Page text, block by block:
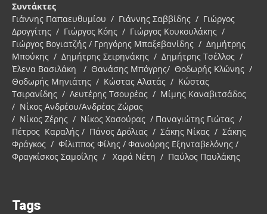
Συντάκτες
Γιάννης Παπαευθυμίου / Γιάννης Σαββίδης / Γιώργος
Δρογγίτης / Γιώργος Κόης / Γιώργος Κουκουλάκης /
Γιώργος Βογιατζής / Γρηγόρης Μπαξεβανίδης / Δημήτρης
Μπούκης / Δημήτρης Σειρηνάκης / Δημήτρης Τσέλλος /
Έλενα Βασιλάκη / Θανάσης Μπόγρης/ Θοδωρής Κλώνης /
Θοδωρής Μηνιάτης / Κώστας Αλατάς / Κώστας
Τσιρανίδης / Λευτέρης Τσουρέας / Μίμης Καναβιτσάδος
/ Νίκος Ανδρέου/Ανδρέας Ζώρας
/ Νίκος Ζέρης / Νίκος Χασούρας / Παναγιώτης Γιώτας /
Πέτρος Καραλής / Πάνος Δρόλιας / Σάκης Νίκας / Σάκης
Φράγκος / Φίλιππος Φίλης / Φανούρης Εξηνταβελόνης /
Φραγκίσκος Σαμοΐλης / Χαρά Νέτη / Παύλος Παυλάκης
Tags